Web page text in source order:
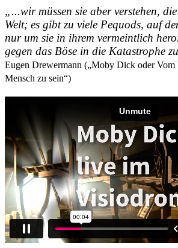
„...wir müssen sie aber verstehen,
Welt; es gibt zu viele Pequods, auf
nur um sie in ihrem vermeintlich
gegen das Böse in die Katastrophe
Eugen Drewermann („Moby Dick oder Vom
Mensch zu sein“)